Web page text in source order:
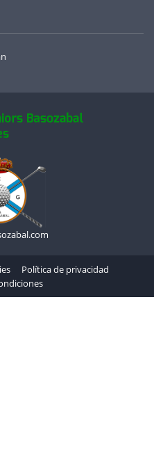
Política de privacidad